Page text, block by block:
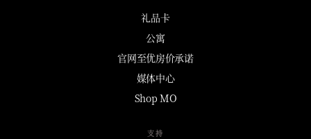
礼品卡
公寓
官网至优房价承诺
媒体中心
Shop MO
支持